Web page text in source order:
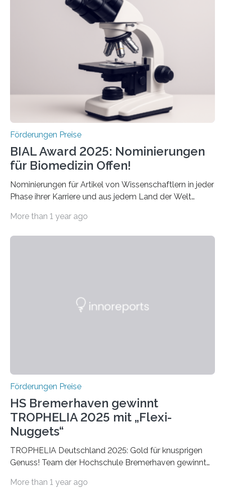
Schlaganfallforschung, um die Behandlung der
Betroffenen zu verbessern. Dazu schreibt sie auch in
diesem Jahr wieder deutschlandweit den Hentschel-
Preis aus. Er richtet sich gezielt an jüngere
Forscherinnen und Forscher unter 40 Jahren. Geehrt
werden soll eine herausragende Doktorarbeit oder eine
hochrangige wissenschaftliche Publikation zum Thema
Förderungen Preise
BIAL Award 2025: Nominierungen
für Biomedizin Offen!
Nominierungen für Artikel von Wissenschaftlern in jeder
Phase ihrer Karriere und aus jedem Land der Welt
Leben gerufen, um die bemerkenswertesten
Foundation, des BIAL Award in Biomedicine ist in
More than 1 year ago
Förderungen Preise
HS Bremerhaven gewinnt
TROPHELIA 2025 mit „Flexi-
Nuggets“
TROPHELIA Deutschland 2025: Gold für knusprigen
Genuss! Team der Hochschule Bremerhaven gewinnt
ECOTROPHELIAMit der Produktidee “Flexi-Nuggets”
More than 1 year ago